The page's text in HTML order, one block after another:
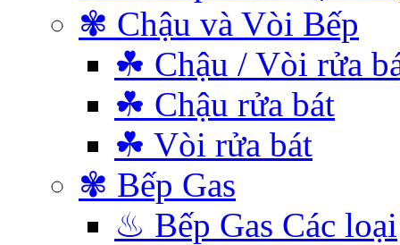
✾ Chậu và Vòi Bếp
☘ Chậu / Vòi rửa
☘ Chậu rửa bát
☘ Vòi rửa bát
✾ Bếp Gas
♨ Bếp Gas Các loại